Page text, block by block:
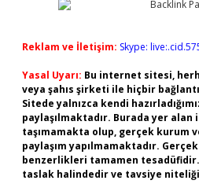
Reklam ve İletişim: Skype:
Yasal Uyarı: Bu internet sitesi,
veya şahıs şirketi ile hiçbir
Sitede yalnızca kendi
paylaşılmaktadır. Burada yer
taşımamakta olup, gerçek kurum
paylaşım yapılmamaktadır.
benzerlikleri tamamen
taslak halindedir ve tavsiye